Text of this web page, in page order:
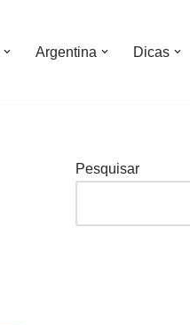
Argentina Dicas
Pesquisar